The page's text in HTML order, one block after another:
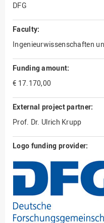
DFG
Faculty:
Ingenieurwissenschaften
Funding amount:
€ 17.170,00
External project partner:
Prof. Dr. Ulrich Krupp
Logo funding provider: